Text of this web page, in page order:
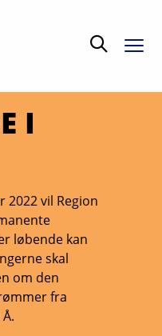
Søg
I
2022 vil Region
løbende kan
skal
om den
fra